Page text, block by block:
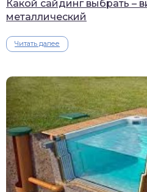
Какой сайдинг выбрать –
металлический
Читать далее